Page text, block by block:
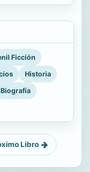
Ficción
Historia
Biografía
Libro